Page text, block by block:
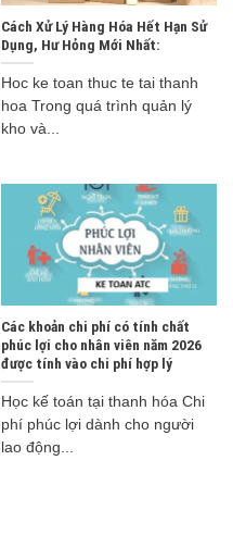
Cách Xử Lý Hàng Hóa Hết Hạn Sử
Dụng, Hư Hỏng Mới Nhất:
Hoc ke toan thuc te tai thanh
hoa Trong quá trình quản lý
kho và...
Các khoản chi phí có tính chất
phúc lợi cho nhân viên năm 2026
được tính vào chi phí hợp lý
Học kế toán tại thanh hóa Chi
phí phúc lợi dành cho người
lao động...